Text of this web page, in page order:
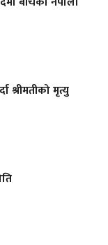
श्रीमतीको मृत्यु